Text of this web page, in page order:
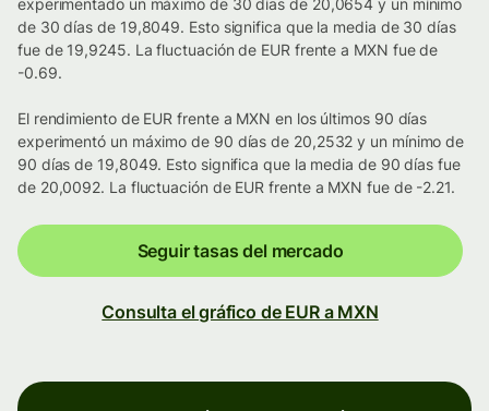
experimentado un máximo de 30 días de 20,0654 y un mínimo
de 30 días de 19,8049. Esto significa que la media de 30 días
fue de 19,9245. La fluctuación de EUR frente a MXN fue de
-0.69.
El rendimiento de EUR frente a MXN en los últimos 90 días
experimentó un máximo de 90 días de 20,2532 y un mínimo de
90 días de 19,8049. Esto significa que la media de 90 días fue
de 20,0092. La fluctuación de EUR frente a MXN fue de -2.21.
Seguir tasas del mercado
Consulta el gráfico de EUR a MXN